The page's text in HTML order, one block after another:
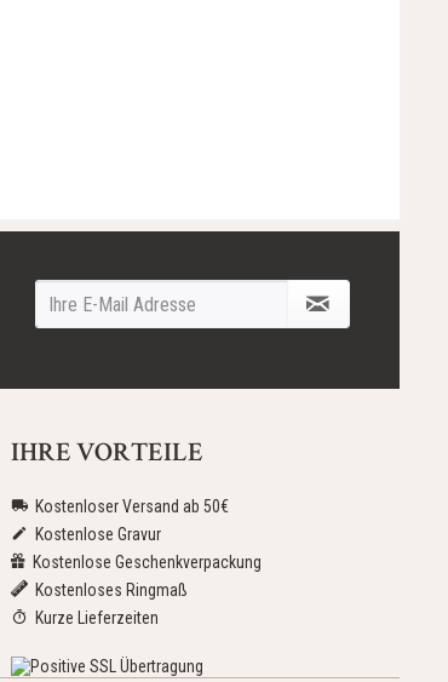
IHRE VORTEILE
Kostenloser Versand ab 50€
Kostenlose Gravur
Kostenlose Geschenkverpackung
Kostenloses Ringmaß
Kurze Lieferzeiten